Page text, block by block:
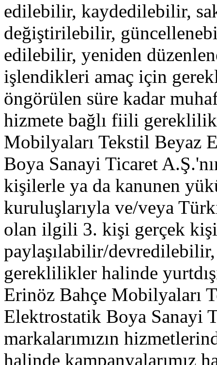
edilebilir, kaydedilebilir,
değiştirilebilir,
edilebilir, yeniden
işlendikleri amaç için
öngörülen süre kadar
hizmete bağlı fiili
Mobilyaları Tekstil Beyaz
Boya Sanayi Ticaret
kişilerle ya da kanunen
kuruluşlarıyla ve/veya
olan ilgili 3. kişi gerçek
paylaşılabilir/
gereklilikler halinde
Erinöz Bahçe Mobilyaları
Elektrostatik Boya Sanayi
markalarımızın
halinde kampanyalarımız